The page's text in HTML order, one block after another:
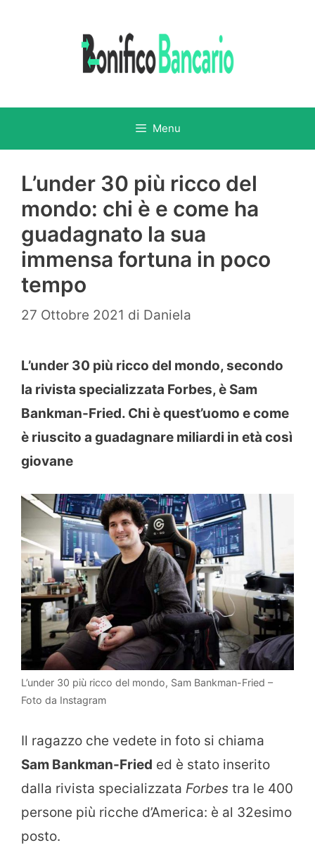
Menu
L’under 30 più ricco del
mondo: chi è e come ha
guadagnato la sua
immensa fortuna in poco
tempo
27 Ottobre 2021 di Daniela
L’under 30 più ricco del mondo, secondo
la rivista specializzata Forbes, è Sam
Bankman-Fried. Chi è quest’uomo e come
è riuscito a guadagnare miliardi in età così
giovane
L’under 30 più ricco del mondo, Sam Bankman-Fried –
Foto da Instagram
Il ragazzo che vedete in foto si chiama
Sam Bankman-Fried ed è stato inserito
dalla rivista specializzata Forbes tra le 400
persone più ricche d’America: è al 32esimo
posto.